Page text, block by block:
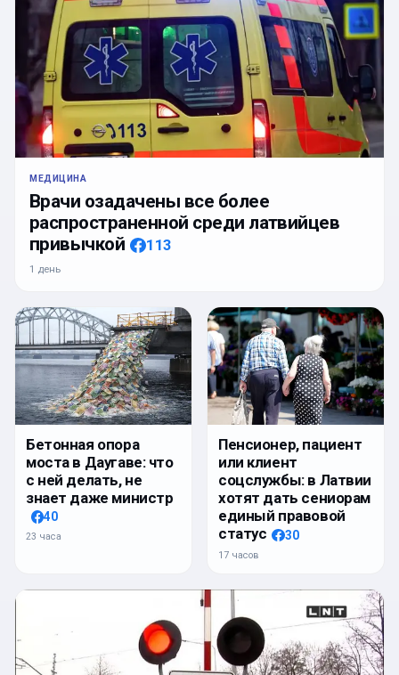
МЕДИЦИНА
Врачи озадачены все более
распространенной среди латвийцев
привычкой
113
1 день
Бетонная опора
моста в Даугаве: что
с ней делать, не
знает даже министр
40
23 часа
Пенсионер, пациент
или клиент
соцслужбы: в Латвии
хотят дать сениорам
единый правовой
статус
30
17 часов